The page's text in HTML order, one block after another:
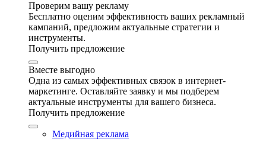
Проверим вашу рекламу
Бесплатно оценим эффективность ваших рекламный
кампаний, предложим актуальные стратегии и
инструменты.
Получить предложение
Вместе выгодно
Одна из самых эффективных связок в интернет-
маркетинге. Оставляйте заявку и мы подберем
актуальные инструменты для вашего бизнеса.
Получить предложение
Медийная реклама